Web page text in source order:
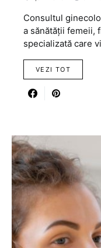
Consultul
a sănătății femeii,
specializată care
VEZI TOT